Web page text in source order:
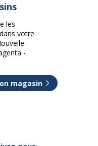
les
votre
-
magasin